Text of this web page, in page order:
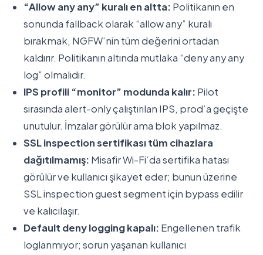
“Allow any any” kuralı en altta: Politikanın en
sonunda fallback olarak “allow any” kuralı
bırakmak, NGFW’nin tüm değerini ortadan
kaldırır. Politikanın altında mutlaka “deny any any
log” olmalıdır.
IPS profili “monitor” modunda kalır: Pilot
sırasında alert-only çalıştırılan IPS, prod’a geçişte
unutulur. İmzalar görülür ama blok yapılmaz.
SSL inspection sertifikası tüm cihazlara
dağıtılmamış: Misafir Wi-Fi’da sertifika hatası
görülür ve kullanıcı şikayet eder; bunun üzerine
SSL inspection guest segment için bypass edilir
ve kalıcılaşır.
Default deny logging kapalı: Engellenen trafik
loglanmıyor; sorun yaşanan kullanıcı